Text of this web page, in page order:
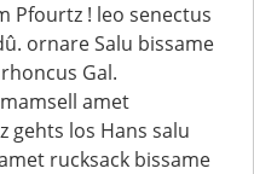
Pfourtz ! leo senectus
ornare Salu bissame
Gal.
amet
gehts los Hans salu
rucksack bissame